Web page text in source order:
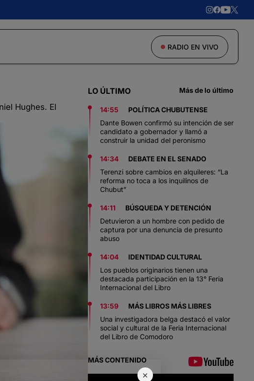
RADIO EN VIVO
×
Hughes. El
LO ÚLTIMO Más de lo último
14:55
POLÍTICA CHUBUTENSE
Dante Bowen confirmó su intención de ser
candidato a gobernador y llamó a
construir la unidad del peronismo
14:34
DEBATE EN EL SENADO
Terenzi sobre cambios en alquileres: “La
reforma no toca a los inquilinos de
Chubut”
14:11
BÚSQUEDA Y DETENCIÓN
Detuvieron a un hombre con pedido de
captura por una denuncia de presunto
abuso
14:04
IDENTIDAD CULTURAL
Los pueblos originarios tienen una
destacada participación en la 13° Feria
Internacional del Libro
13:59
MÁS LIBROS MÁS LIBRES
Una investigadora belga destacó el valor
social y cultural de la Feria Internacional
del Libro de Comodoro
MÁS CONTENIDO